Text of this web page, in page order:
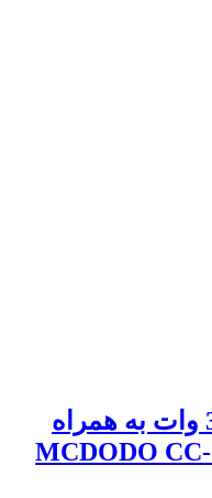
شارژر فندکی مک دودو 30 وات به همراه
کابل تایپ سی به لایتنینگ MCDODO CC-